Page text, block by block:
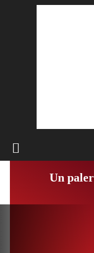
Un